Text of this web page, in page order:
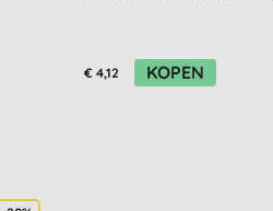
€ 4,12 KOPEN